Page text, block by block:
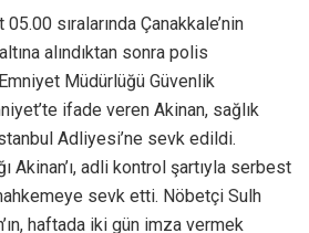
sıralarında Çanakkale’nin
alındıktan sonra polis
Müdürlüğü Güvenlik
ifade veren Akinan, sağlık
Adliyesi’ne sevk edildi.
Akinan’ı, adli kontrol şartıyla serbest
sevk etti. Nöbetçi Sulh
haftada iki gün imza vermek